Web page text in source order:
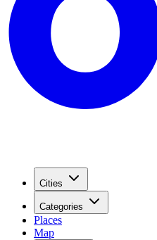
Cities
Categories
Places
Map